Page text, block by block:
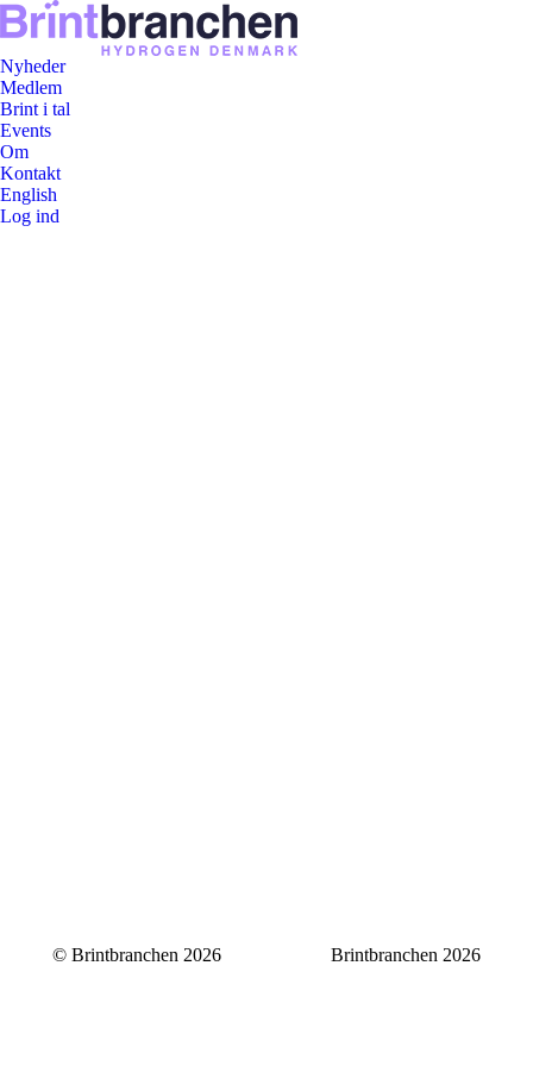
Nyheder
Medlem
Brint i tal
Events
Om
Kontakt
English
Log ind
© Brintbranchen 2026 Brintbranchen 2026